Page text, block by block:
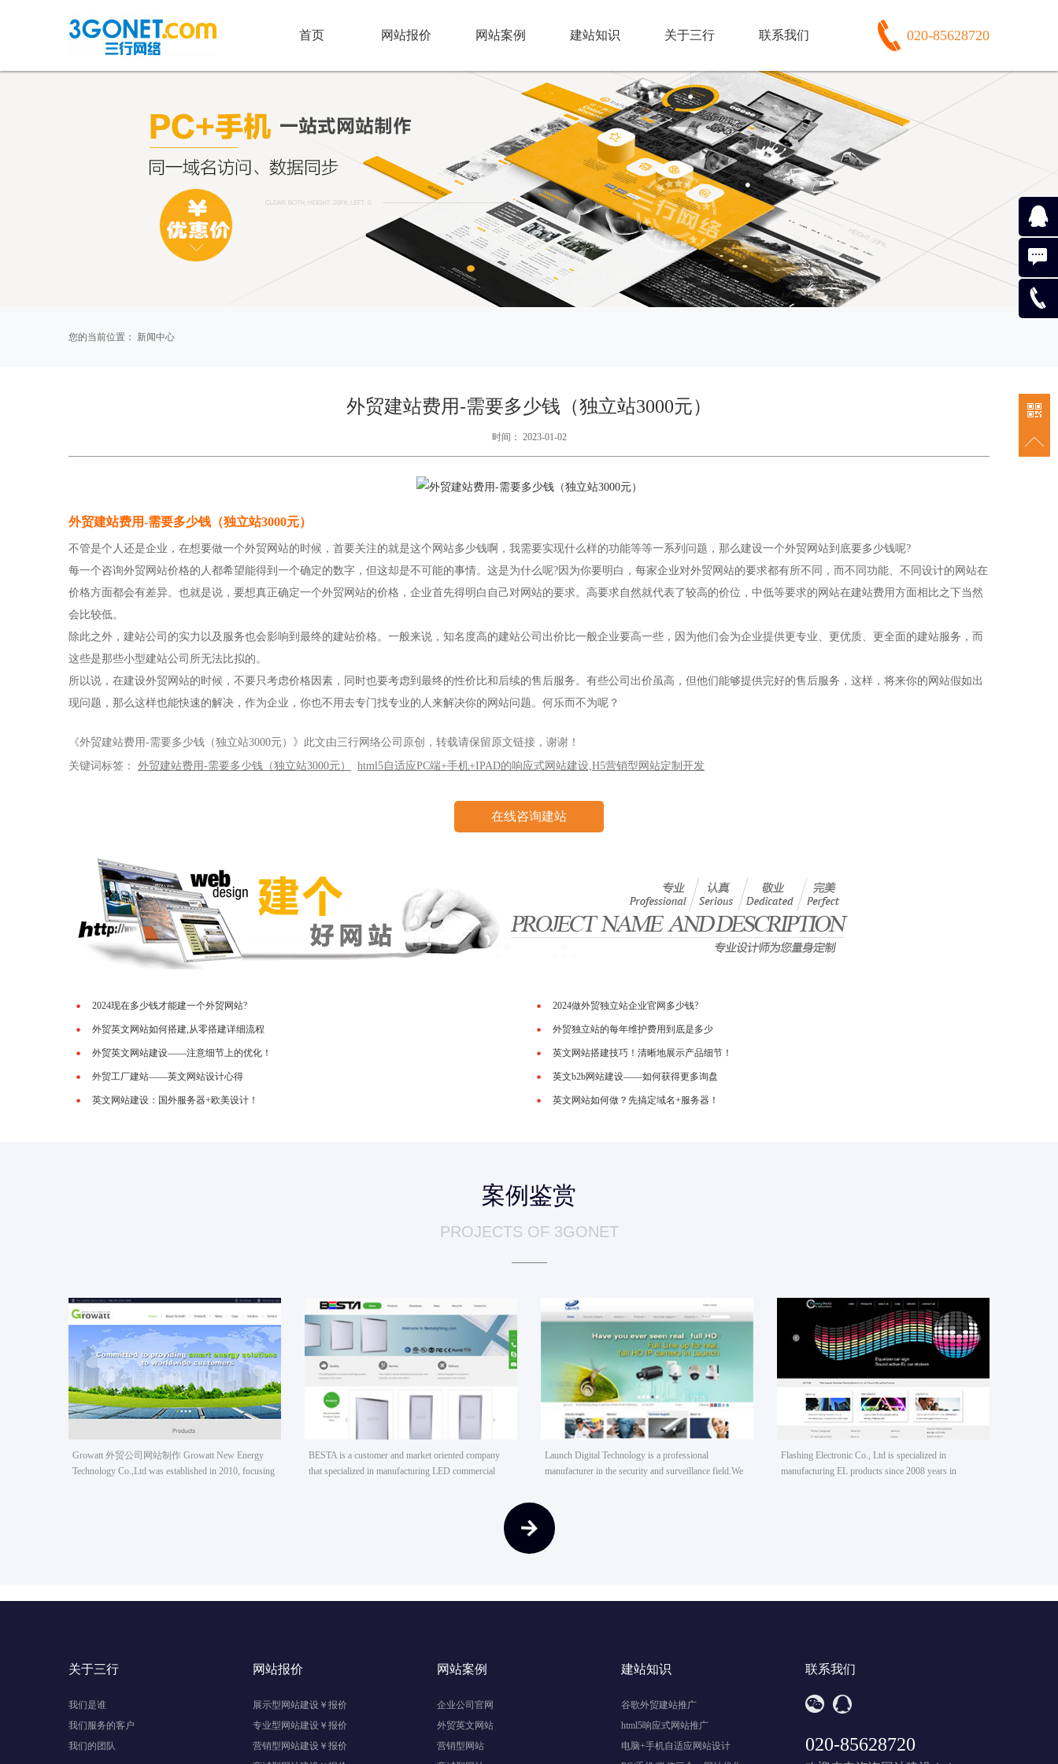
首页 网站报价 网站案例 建站知识 关于三行 联系我们 020-85628720
您的当前位置： 新闻中心
外贸建站费用-需要多少钱（独立站3000元）
时间： 2023-01-02
外贸建站费用-需要多少钱（独立站3000元）
不管是个人还是企业，在想要做一个外贸网站的时候，首要关注的就是这个网站多少钱啊，我需要实现什么样的功能等等一系列问题，那么建设一个外贸网站到底要多少钱呢?
每一个咨询外贸网站价格的人都希望能得到一个确定的数字，但这却是不可能的事情。这是为什么呢?因为你要明白，每家企业对外贸网站的要求都有所不同，而不同功能、不同设计的网站在
价格方面都会有差异。也就是说，要想真正确定一个外贸网站的价格，企业首先得明白自己对网站的要求。高要求自然就代表了较高的价位，中低等要求的网站在建站费用方面相比之下当然
会比较低。
除此之外，建站公司的实力以及服务也会影响到最终的建站价格。一般来说，知名度高的建站公司出价比一般企业要高一些，因为他们会为企业提供更专业、更优质、更全面的建站服务，而
这些是那些小型建站公司所无法比拟的。
所以说，在建设外贸网站的时候，不要只考虑价格因素，同时也要考虑到最终的性价比和后续的售后服务。有些公司出价虽高，但他们能够提供完好的售后服务，这样，将来你的网站假如出
现问题，那么这样也能快速的解决，作为企业，你也不用去专门找专业的人来解决你的网站问题。何乐而不为呢？
《外贸建站费用-需要多少钱（独立站3000元）》此文由三行网络公司原创，转载请保留原文链接，谢谢！
关键词标签： 外贸建站费用-需要多少钱（独立站3000元） html5自适应PC端+手机+IPAD的响应式网站建设,H5营销型网站定制开发
在线咨询建站
2024现在多少钱才能建一个外贸网站? 2024做外贸独立站企业官网多少钱?
外贸英文网站如何搭建,从零搭建详细流程 外贸独立站的每年维护费用到底是多少
外贸英文网站建设——注意细节上的优化！ 英文网站搭建技巧！清晰地展示产品细节！
外贸工厂建站——英文网站设计心得 英文b2b网站建设——如何获得更多询盘
英文网站建设：国外服务器+欧美设计！ 英文网站如何做？先搞定域名+服务器！
案例鉴赏
PROJECTS OF 3GONET
Growatt 外贸公司网站制作 Growatt New Energy
Technology Co.,Ltd was established in 2010, focusing
BESTA LED灯
BESTA is a customer and market oriented company
that specialized in manufacturing LED commercial
Launch 安防电子
Launch Digital Technology is a professional
manufacturer in the security and surveillance field.We
Flashing Electronic Co., Ltd is specialized in
manufacturing EL products since 2008 years in
关于三行
我们是谁
我们服务的客户
我们的团队
网站报价
展示型网站建设￥报价
专业型网站建设￥报价
营销型网站建设￥报价
网站案例
企业公司官网
外贸英文网站
营销型网站
建站知识
谷歌外贸建站推广
html5响应式网站推广
电脑+手机自适应网站设计
联系我们
020-85628720